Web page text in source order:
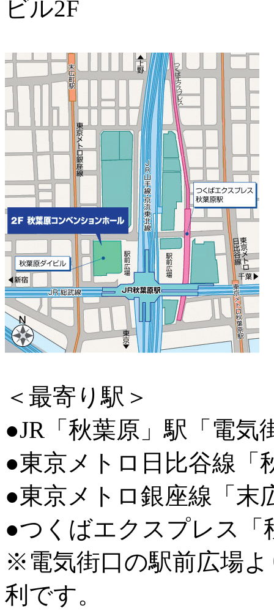
ビル2F
＜最寄り駅＞
●JR「秋葉原」駅「電気
●東京メトロ日比谷線「
●東京メトロ銀座線「末
●つくばエクスプレス「
※電気街口の駅前広場
利です。